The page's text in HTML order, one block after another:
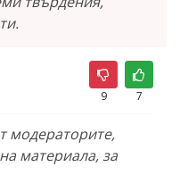
9 7
модераторите,
материала, за